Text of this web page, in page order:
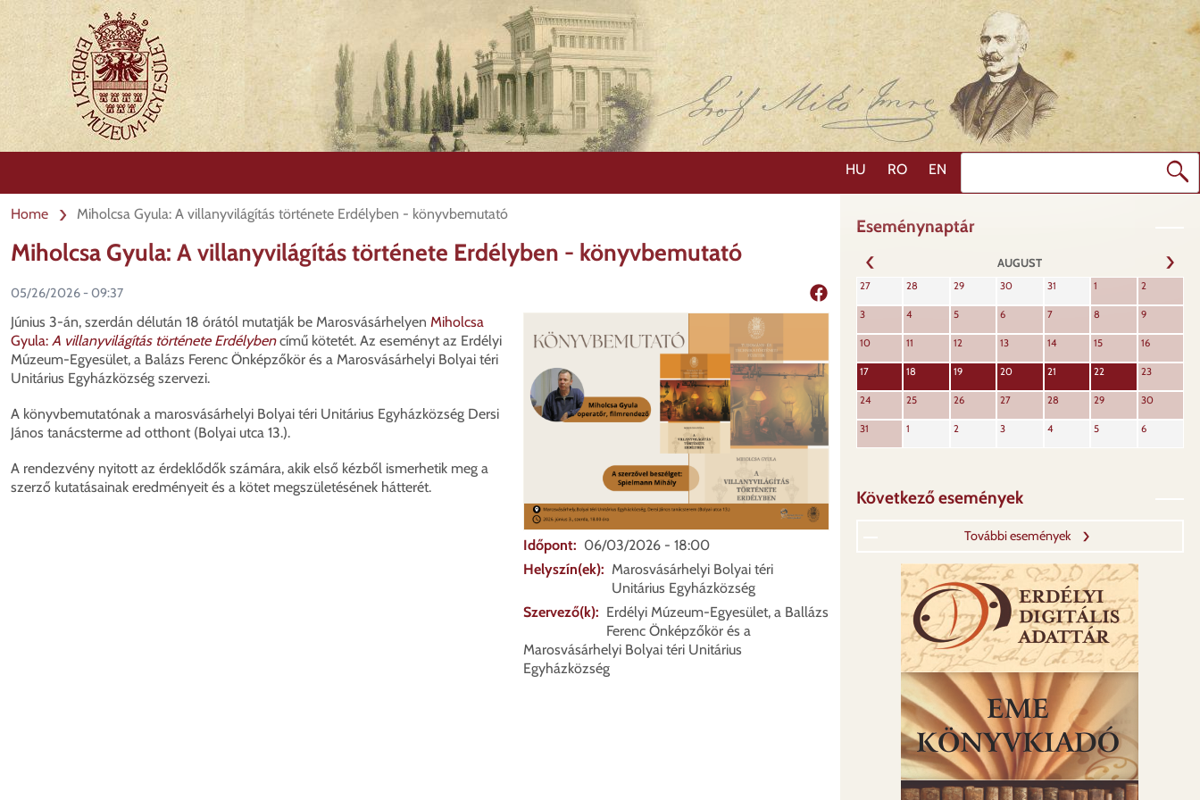
to
main
content
HU RO EN
Home Miholcsa Gyula: A villanyvilágítás története Erdélyben - könyvbemutató
Miholcsa Gyula: A villanyvilágítás története Erdélyben - könyvbemutató
Share
05/26/2026 - 09:37
Időpont
06/03/2026 - 18:00
Helyszín(ek)
Marosvásárhelyi Bolyai téri
Unitárius Egyházközség
Szervező(k)
Erdélyi Múzeum-Egyesület, a Ballázs
Ferenc Önképzőkör és a
Marosvásárhelyi Bolyai téri Unitárius
Egyházközség
Június 3-án, szerdán délután 18 órától mutatják be Marosvásárhelyen Miholcsa
Gyula: A villanyvilágítás története Erdélyben című kötetét. Az eseményt az Erdélyi
Múzeum-Egyesület, a Balázs Ferenc Önképzőkör és a Marosvásárhelyi Bolyai téri
Unitárius Egyházközség szervezi.
A könyvbemutatónak a marosvásárhelyi Bolyai téri Unitárius Egyházközség Dersi
János tanácsterme ad otthont (Bolyai utca 13.).
A rendezvény nyitott az érdeklődők számára, akik első kézből ismerhetik meg a
szerző kutatásainak eredményeit és a kötet megszületésének hátterét.
Eseménynaptár
PREVIOUS
AUGUST
27 28 29 30 31 1 2
3 4 5 6 7 8 9
10 11 12 13 14 15 16
17 18 19 20 21 22 23
24 25 26 27 28 29 30
31 1 2 3 4 5 6
Következő események
További események